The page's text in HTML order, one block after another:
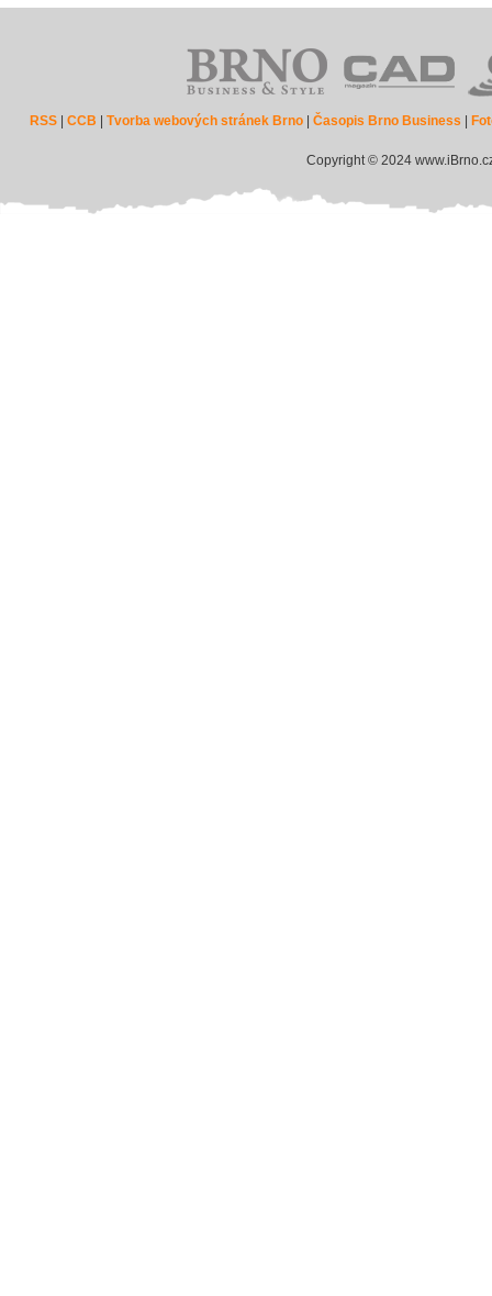
RSS |CCB |Tvorba webových stránek Brno |Časopis Brno Business
Copyright © 2024